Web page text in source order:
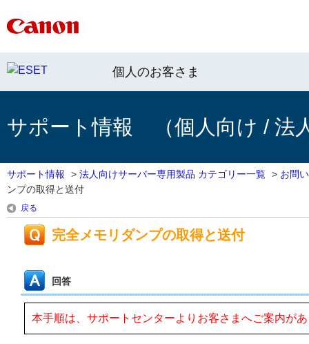
個人のお客さま
サポート情報 （個人向け / 法
サポート情報 > 法人向けサーバー専用製品 カテゴリー一覧 > お問
ンプの取得と送付
戻る
完全メモリダンプの取得と送付
回答
本手順は、サポートセンターよりお客さまへご案内が